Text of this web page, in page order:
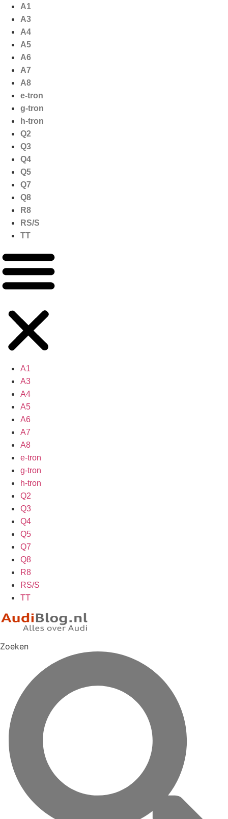
naar
inhoud
A1
A3
A4
A5
A6
A7
A8
e-tron
g-tron
h-tron
Q2
Q3
Q4
Q5
Q7
Q8
R8
RS/S
TT
A1
A3
A4
A5
A6
A7
A8
e-tron
g-tron
h-tron
Q2
Q3
Q4
Q5
Q7
Q8
R8
RS/S
TT
Zoeken